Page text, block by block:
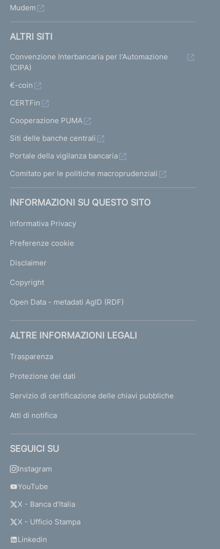
Mudem
ALTRI SITI
Convenzione Interbancaria per l'Automazione
(CIPA)
€-coin
CERTFin
Cooperazione PUMA
Siti delle banche centrali
Portale della vigilanza bancaria
Comitato per le politiche macroprudenziali
INFORMAZIONI SU QUESTO SITO
Informativa Privacy
Preferenze cookie
Disclaimer
Copyright
Open Data - metadati AgID (RDF)
ALTRE INFORMAZIONI LEGALI
Trasparenza
Protezione dei dati
Servizio di certificazione delle chiavi pubbliche
Atti di notifica
SEGUICI SU
Instagram
YouTube
X - Banca d’Italia
X - Ufficio Stampa
Linkedin